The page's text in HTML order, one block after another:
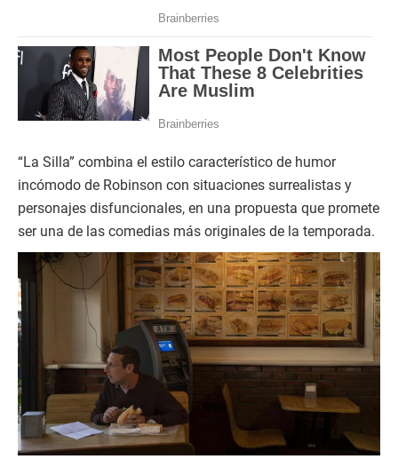
“La Silla” combina el estilo característico de humor
incómodo de Robinson con situaciones surrealistas y
personajes disfuncionales, en una propuesta que promete
ser una de las comedias más originales de la temporada.